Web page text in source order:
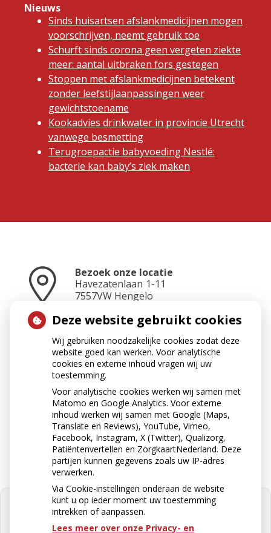
Nieuws
Sinds huisartsen afslankmedicijnen mogen
voorschrijven, neemt gebruik toe
Schurft sinds corona geen vergeten ziekte
meer: aantal uitbraken fors gestegen
Stoppen met afslankmedicijnen betekent
zonder leefstijlaanpassingen weer
gewichtstoename
Kookadvies drinkwater in provincie Utrecht
vanwege besmetting
Terugroepactie babyvoeding Nestlé:
bacterie kan baby’s ziek maken
Bezoek onze locatie
Havezatenlaan 1-11
7557VW Hengelo
Neem contact op
074-2423465
Stuur ons een e-mail
apotheek@apotheekkoop.nl
Deze website gebruikt cookies
Wij gebruiken noodzakelijke cookies zodat deze
website goed kan werken. Voor analytische
cookies en externe inhoud vragen wij uw
toestemming.
Voor analytische cookies werken wij samen met
Matomo en Google Analytics. Voor externe
inhoud werken wij samen met Google (Maps,
Translate en Reviews), YouTube, Vimeo,
Facebook, Instagram, X (Twitter), Qualizorg,
Patiëntenvertellen en ZorgkaartNederland. Deze
partijen kunnen gegevens zoals uw IP-adres
verwerken.
Via Cookie-instellingen onderaan de website
kunt u op ieder moment uw toestemming
intrekken of aanpassen.
Lees meer over onze Privacy- en